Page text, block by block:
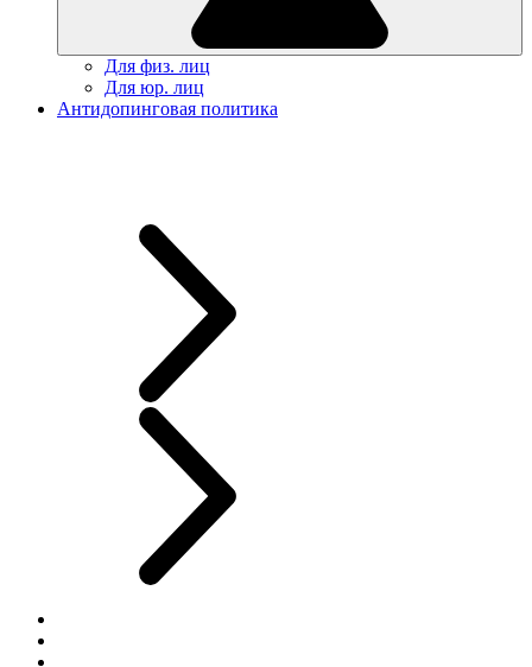
Для физ. лиц
Для юр. лиц
Антидопинговая политика